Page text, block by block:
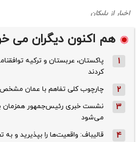
هم اکنون دیگران می
1
پاکستان، عربستان و ترکیه
کردند
2 چارچوب کلی تفاهم با عمان
3
نشست خبری رئیس‌جمهور همزمان با
می‌شود
4 قالیباف: واقعیت‌ها را بپذیرید و